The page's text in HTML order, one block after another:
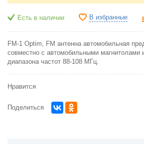
Есть в наличии В избранные
FM-1 Optim, FM антенна автомобильная
совместно с автомобильными магнитолами
диапазона частот 88-108 МГц.
Нравится
Поделиться